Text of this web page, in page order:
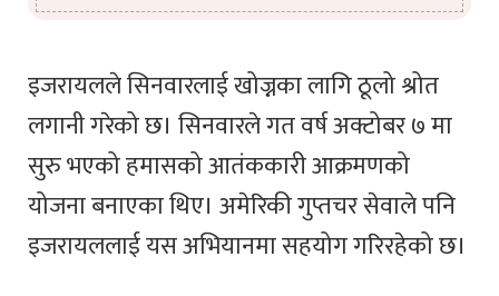
इजरायलले सिनवारलाई खोज्नका लागि ठूलो श्रोत
लगानी गरेको छ। सिनवारले गत वर्ष अक्टोबर ७ मा
सुरु भएको हमासको आतंककारी आक्रमणको
योजना बनाएका थिए। अमेरिकी गुप्तचर सेवाले पनि
इजरायललाई यस अभियानमा सहयोग गरिरहेको छ।